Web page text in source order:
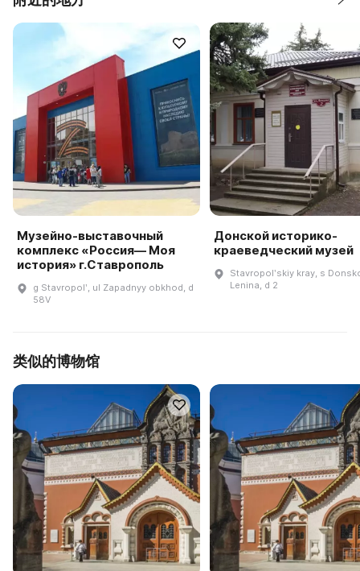
Музейно-выставочный
комплекс «Россия— Моя
история» г.Ставрополь
g Stavropolʹ, ul Zapadnyy obkhod, d
58V
Донской историко-
краеведческий музей
Stavropolʹskiy kray, s
Lenina, d 2
类似的博物馆